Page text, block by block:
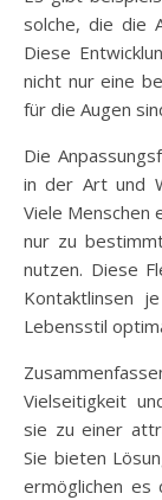
solche, die die
Diese
nicht nur eine
für die Augen
Die
in der Art und
Viele Menschen
nur zu
nutzen. Diese
Kontaktlinsen
Lebensstil
Vielseitigkeit
sie zu einer
Sie bieten
ermöglichen es